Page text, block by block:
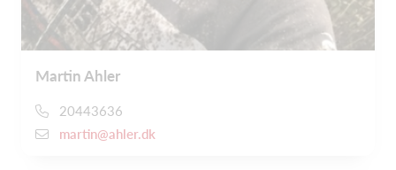
Martin Ahler
20443636
martin@ahler.dk